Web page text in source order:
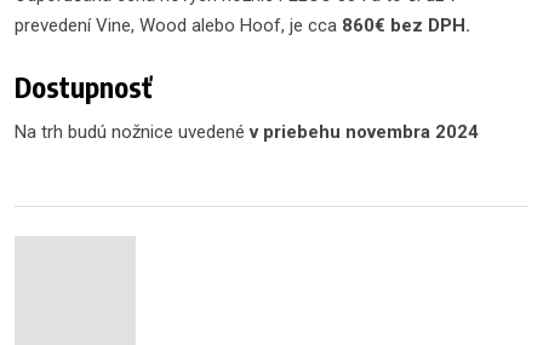
prevedení Vine, Wood alebo Hoof, je cca 860€ bez DPH.
Dostupnosť
Na trh budú nožnice uvedenév priebehu novembra 2024